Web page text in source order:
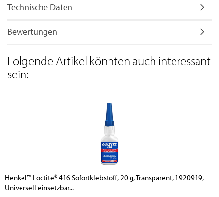
Technische Daten
Bewertungen
Folgende Artikel könnten auch interessant
sein:
Henkel™ Loctite® 416 Sofortklebstoff, 20 g, Transparent, 1920919,
Universell einsetzbar...